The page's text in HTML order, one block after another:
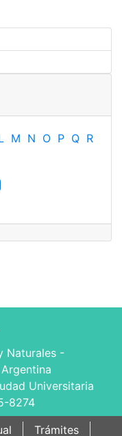
M N O P Q R
Naturales -
Universitaria
8274
Trámites